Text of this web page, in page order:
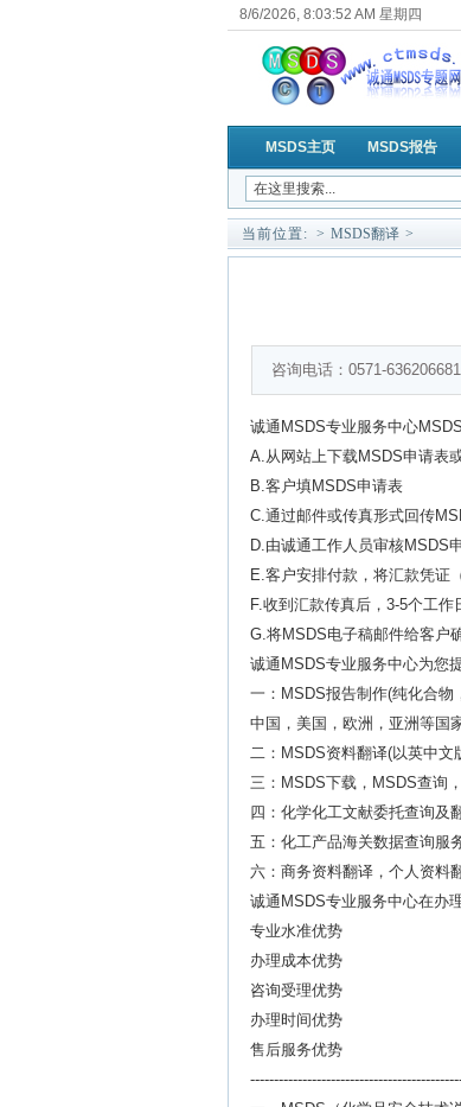
8/6/2026, 8:03:52 AM 星期四
MSDS主页 MSDS报告
当前位置: > MSDS翻译 >
咨询电话：0571-
诚通MSDS专业服务中心
A.从网站上下载MSDS申请表
B.客户填MSDS申请表
C.通过邮件或传真形式回传
D.由诚通工作人员审核MSDS
E.客户安排付款，将汇款凭证
F.收到汇款传真后，3-5个工作
G.将MSDS电子稿邮件给客户
诚通MSDS专业服务中心为您
一：MSDS报告制作(纯化合
中国，美国，欧洲，亚洲等国
二：MSDS资料翻译(以英中
三：MSDS下载， MSDS查询
四：化学化工文献委托查询及
五：化工产品海关数据查询服
六：商务资料翻译，个人资料
诚通MSDS专业服务中心在办
专业水准优势
办理成本优势
咨询受理优势
办理时间优势
售后服务优势